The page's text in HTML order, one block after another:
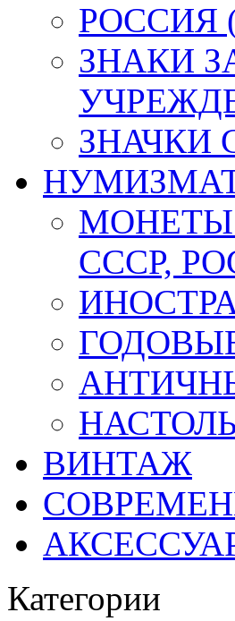
РОССИЯ
ЗНАКИ
ЗНАЧКИ
МОНЕТЫ
СССР,
ВИНТАЖ
Категории